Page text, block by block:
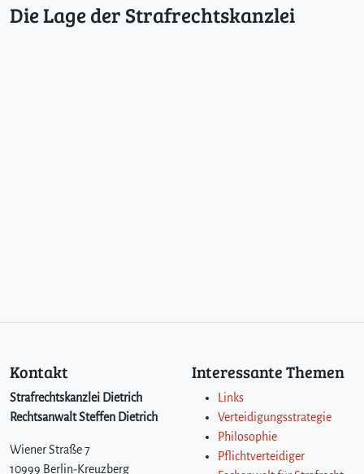
Die Lage der Strafrechtskanzlei
Kontakt
Strafrechtskanzlei Dietrich
Rechtsanwalt Steffen Dietrich
Wiener Straße 7
10999 Berlin-Kreuzberg
Interessante Themen
Links
Verteidigungsstrategie
Philosophie
Pflichtverteidiger